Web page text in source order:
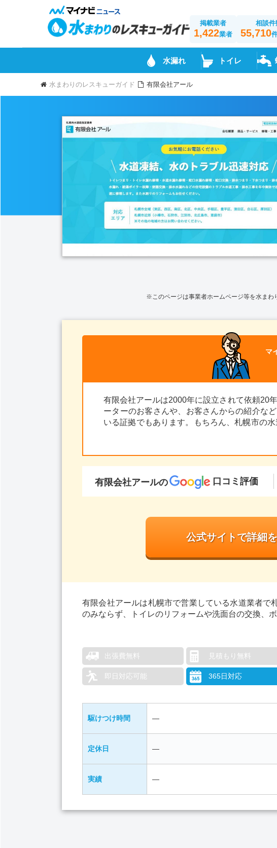
掲載業者
1,422業者
相談件
55,710
水漏れ トイレ
水まわりのレスキューガイド 有限会社アール
※このページは事業者ホームページ等を水まわ
マ
有限会社アールは2000年に設立されて依頼20
ーターのお客さんや、お客さんからの紹介な
いる証拠でもあります。もちろん、札幌市の
漏れだけではなくリフォームにも対応してい
有限会社アールの 口コミ評価
公式サイトで詳細
有限会社アールは札幌市で営業している水道業者
のみならず、トイレのリフォームや洗面台の交換、
出張費無料 見積もり無料
即日対応可能 365日対応
駆けつけ時間 ―
定休日 ―
実績 ―